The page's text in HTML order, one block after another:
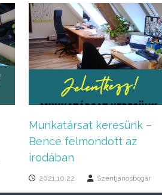
Munkatársat keresünk –
Bence felmondott az
irodában
2021.10.22. Szentjánosbogár